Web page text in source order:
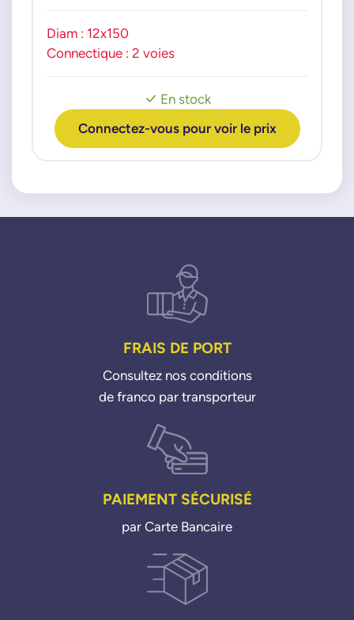
En stock
Connectez-vous pour voir le prix
PEUGEOT
206 307 406 607 806 Expert Partner 98>
Diam : 12x150
Connectique : 2 voies
FRAIS DE PORT
Consultez nos conditions
de franco par transporteur
PAIEMENT SÉCURISÉ
par Carte Bancaire